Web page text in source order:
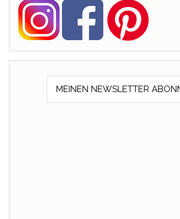
MEINEN NEWSLETTER